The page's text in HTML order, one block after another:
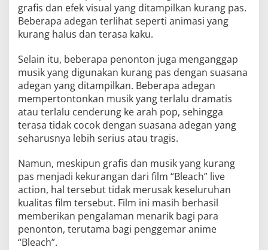
grafis dan efek visual yang ditampilkan kurang pas.
Beberapa adegan terlihat seperti animasi yang
kurang halus dan terasa kaku.
Selain itu, beberapa penonton juga menganggap
musik yang digunakan kurang pas dengan suasana
adegan yang ditampilkan. Beberapa adegan
mempertontonkan musik yang terlalu dramatis
atau terlalu cenderung ke arah pop, sehingga
terasa tidak cocok dengan suasana adegan yang
seharusnya lebih serius atau tragis.
Namun, meskipun grafis dan musik yang kurang
pas menjadi kekurangan dari film “Bleach” live
action, hal tersebut tidak merusak keseluruhan
kualitas film tersebut. Film ini masih berhasil
memberikan pengalaman menarik bagi para
penonton, terutama bagi penggemar anime
“Bleach”.